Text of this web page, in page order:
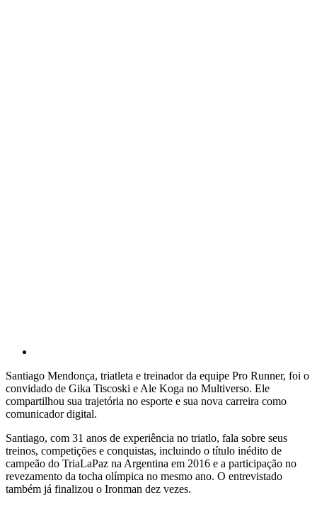
Santiago Mendonça, triatleta e treinador da equipe Pro Runner, foi o
convidado de Gika Tiscoski e Ale Koga no Multiverso. Ele
compartilhou sua trajetória no esporte e sua nova carreira como
comunicador digital.
Santiago, com 31 anos de experiência no triatlo, fala sobre seus
treinos, competições e conquistas, incluindo o título inédito de
campeão do TriaLaPaz na Argentina em 2016 e a participação no
revezamento da tocha olímpica no mesmo ano. O entrevistado
também já finalizou o Ironman dez vezes.